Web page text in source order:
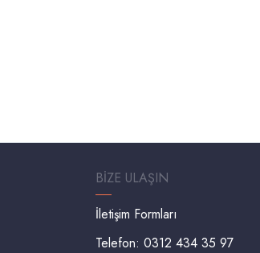
BIZE ULAŞIN
İletişim Formları
Telefon: 0312 434 35 97